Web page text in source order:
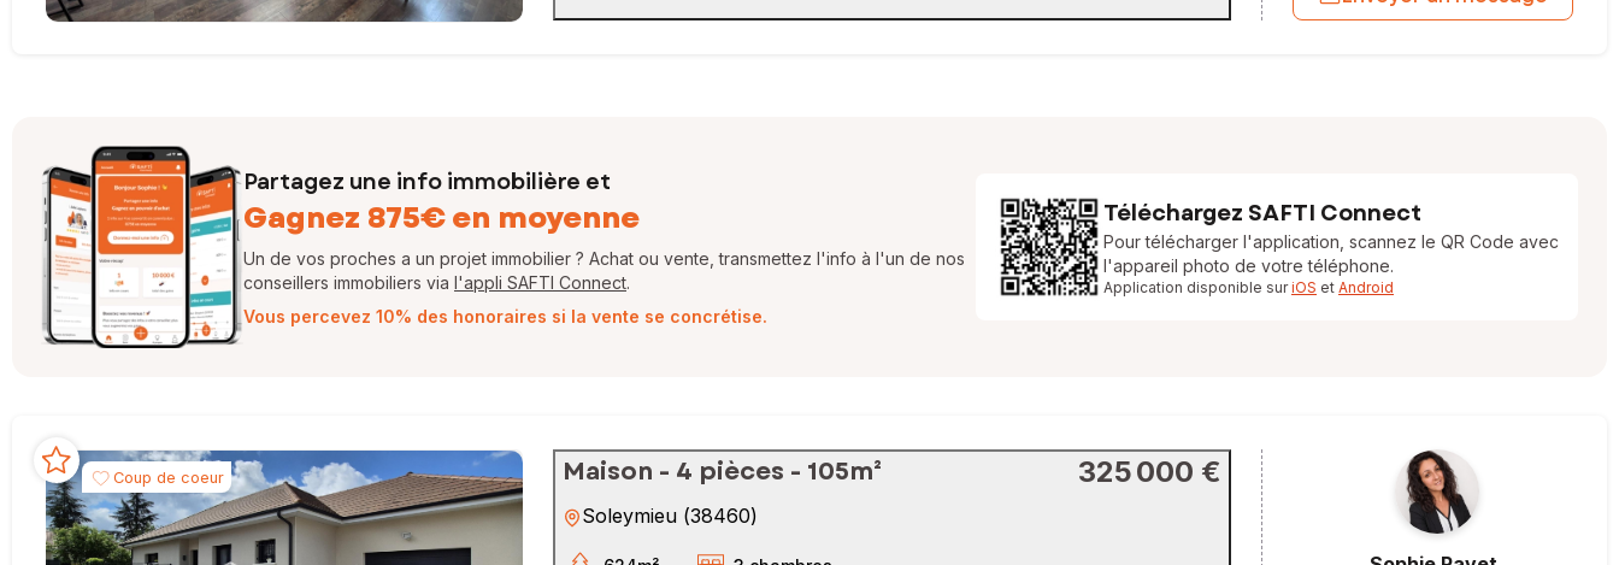
Partagez une info immobilière et
Gagnez 875€ en moyenne
Un de vos proches a un projet immobilier ? Achat ou vente, transmettez l'info à l'un de nos
conseillers immobiliers via l'appli SAFTI Connect.
Vous percevez 10% des honoraires si la vente se concrétise.
Téléchargez SAFTI Connect
Pour télécharger l'application, scannez le QR Code avec
l'appareil photo de votre téléphone.
Application disponible suriOS et Android
Coup de coeur Maison - 4 pièces - 105m² 325 000 €
Soleymieu (38460)